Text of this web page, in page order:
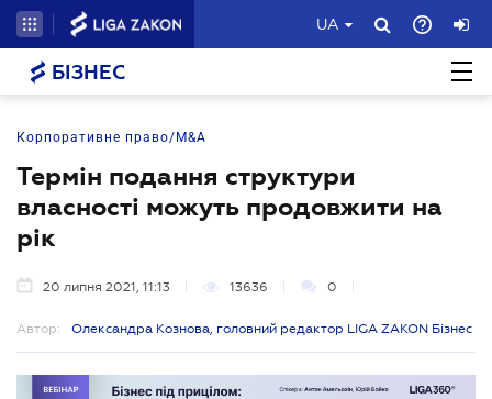
UA
БІЗНЕС
Корпоративне право/M&A
Термін подання структури
власності можуть продовжити на
рік
20 липня 2021, 11:13 13636 0
Автор: Олександра Кознова, головний редактор LIGA ZAKON Бізнес